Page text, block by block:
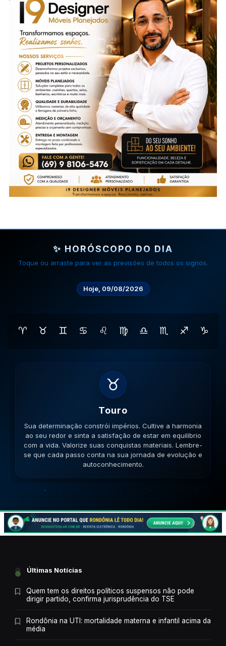
✨ HORÓSCOPO DO DIA
Toque ou arraste para ver as previsões de todos os signos.
Hoje, 09/08/2026
♈ ♉ ♊ ♋ ♌ ♍ ♎ ♏ ♐ ♑
♊
Gemeos
Sua habilidade manual pode ser útil. Conecte-se com
pessoas que compartilham seus ideais e veja como a
colaboração gera frutos. Esteja aberto a novas ideias.
Lembre-se que cada passo conta na sua jornada de
evolução e autoconhecimento.
Últimas Notícias
Quem tem os direitos políticos suspensos não pode
dirigir partido, confirma jurisprudência do TSE
Rondônia na UTI: mortalidade materna e infantil acima da
média